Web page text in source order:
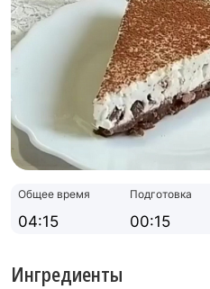
Общее время
04:15
Подготовка
00:15
Ингредиенты